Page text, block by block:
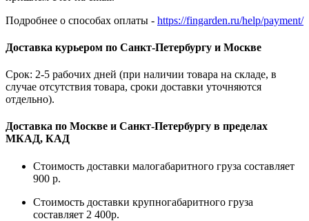
Подробнее о способах оплаты - https://fingarden.ru/help/payment/
Доставка курьером по Санкт-Петербургу и Москве
Срок: 2-5 рабочих дней (при наличии товара на складе, в
случае отсутствия товара, сроки доставки уточняются
отдельно).
Доставка по Москве и Санкт-Петербургу в пределах
МКАД, КАД
Стоимость доставки малогабаритного груза составляет
900 р.
Стоимость доставки крупногабаритного груза
составляет 2 400р.